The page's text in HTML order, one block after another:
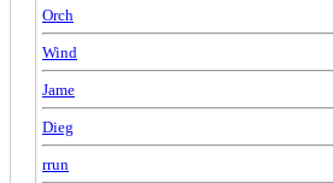
Orch
Wind
Jame
Dieg
rrun